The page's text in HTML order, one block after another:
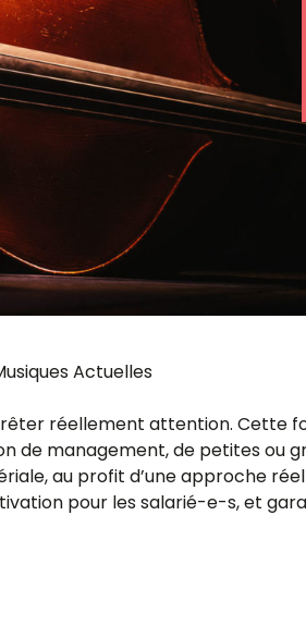
Actuelles
réellement attention. Cette
de management, de petites ou
au profit d’une approche
pour les salarié-e-s, et